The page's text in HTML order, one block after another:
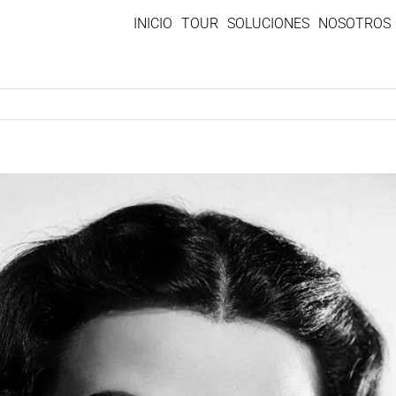
INICIO TOUR SOLUCIONES NOSOTROS